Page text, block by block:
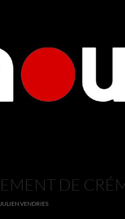
DE
JULIEN VENDRIES